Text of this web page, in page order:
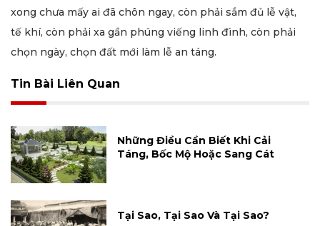
xong chưa mấy ai đã chôn ngay, còn phải sắm đủ lễ vật,
tế khí, còn phải xa gần phúng viếng linh đình, còn phải
chọn ngày, chọn đất mới làm lễ an táng.
Tin Bài Liên Quan
Những Điều Cần Biết Khi Cải
Táng, Bốc Mộ Hoặc Sang Cát
Tại Sao, Tại Sao Và Tại Sao?